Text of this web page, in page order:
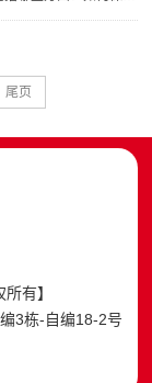
尾页
有】
3栋-自编18-2号